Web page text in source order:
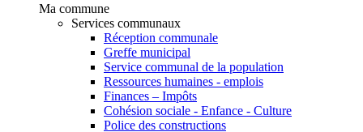
Ma commune
Services communaux
Réception communale
Greffe municipal
Service communal de la population
Ressources humaines - emplois
Finances – Impôts
Cohésion sociale - Enfance - Culture
Police des constructions